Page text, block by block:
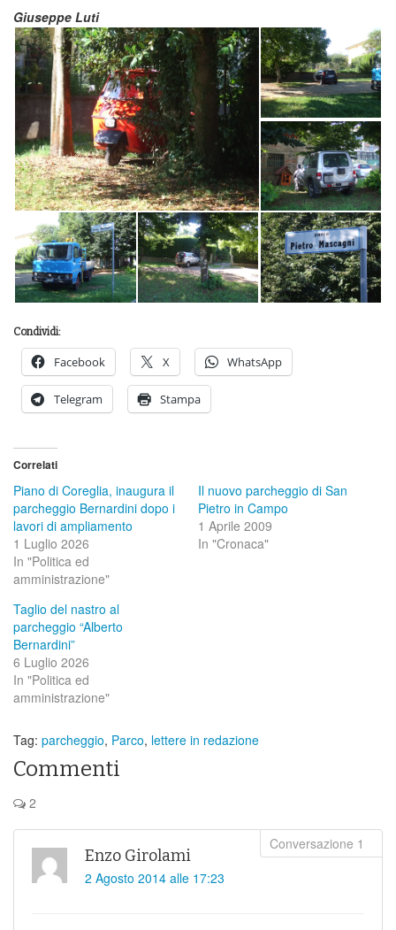
Giuseppe Luti
Condividi:
Facebook X WhatsApp
Telegram Stampa
Correlati
Piano di Coreglia, inaugura il
parcheggio Bernardini dopo i
lavori di ampliamento
1 Luglio 2026
In "Politica ed
amministrazione"
Il nuovo parcheggio di San
Pietro in Campo
1 Aprile 2009
In "Cronaca"
Taglio del nastro al
parcheggio “Alberto
Bernardini”
6 Luglio 2026
In "Politica ed
amministrazione"
Tag: parcheggio, Parco, lettere in redazione
Commenti
2
Enzo Girolami
2 Agosto 2014 alle 17:23